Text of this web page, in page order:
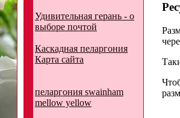
Удивительная герань - о
выборе почтой
Каскадная пеларгония
Карта сайта
пеларгония swainham
mellow yellow